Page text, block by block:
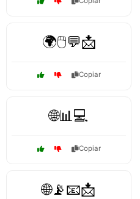
🌍🖱️💬📩
Copiar
🌐📊💻
Copiar
🌐📡📧📩